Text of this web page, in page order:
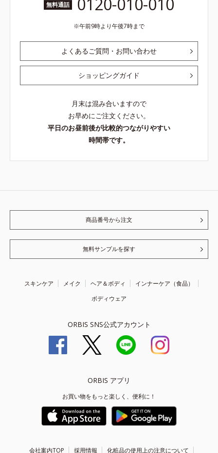
無料通話
午前9時より午後7時まで
よくあるご質問・お問い合わせ
ショッピングガイド
月末は混み合いますので
お早めにご注文ください。
平日のお昼前後が比較的つながりやすい
時間帯です。
商品番号から注文
無料サンプルを探す
スキンケア メイク ヘア＆ボディ
インナーケア（食品）
ボディウェア
ORBIS SNS公式アカウント
ORBIS アプリ
お買い物をもっと楽しく、便利に！
会社案内TOP 採用情報 化粧品の使用上の注意について